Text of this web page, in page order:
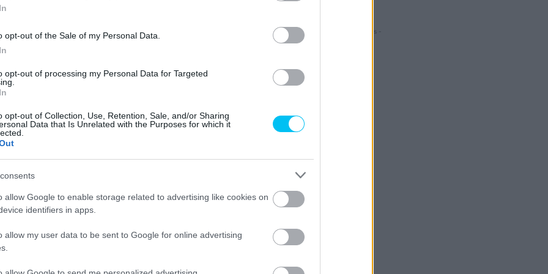
opt-out of the Sale of my Personal Data.
opt-out of processing my Personal Data for Targeted
opt-out of Collection, Use, Retention, Sale, and/or Sharing
Data that Is Unrelated with the Purposes for which it
allow Google to enable storage related to advertising like cookies on
identifiers in apps.
allow my user data to be sent to Google for online advertising
változtatni a
helyen végzett Motegiben. Elmagyarázta, hogy miért
és a gumik az eredményét.
bosszús volt, hogy nem volt lehetősége a 8.
magyarázta:
jobb, ha nyolc pontot viszünk el, mintha nulláztunk
- Hirdetés -